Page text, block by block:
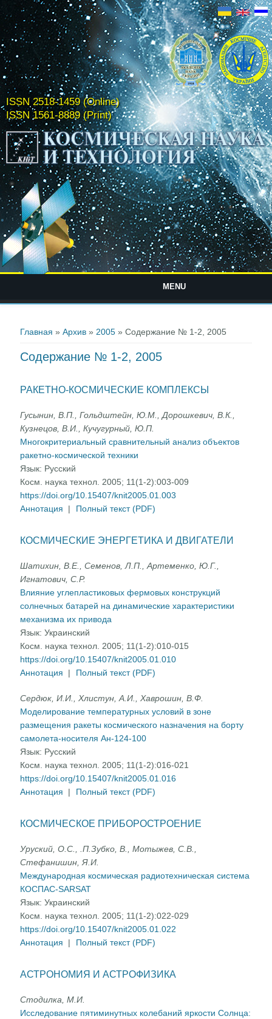
ISSN 2518-1459 (Online)
ISSN 1561-8889 (Print)
MENU
Главная »Архив » 2005 » Содержание № 1-2, 2005
Содержание № 1-2, 2005
РАКЕТНО-КОСМИЧЕСКИЕ КОМПЛЕКСЫ
Гусынин, В.П., Гольдштейн, Ю.М., Дорошкевич, В.К.,
Кузнецов, В.И., Кучугурный, Ю.П.
Многокритериальный сравнительный анализ объектов
ракетно-космической техники
Язык: Русский
Косм. наука технол. 2005; 11(1-2):003-009
https://doi.org/10.15407/knit2005.01.003
Аннотация
| Полный текст (PDF)
КОСМИЧЕСКИЕ ЭНЕРГЕТИКА И ДВИГАТЕЛИ
Шатихин, В.Е., Семенов, Л.П., Артеменко, Ю.Г.,
Игнатович, С.Р.
Влияние углепластиковых фермовых конструкций
солнечных батарей на динамические характеристики
механизма их привода
Язык:Украинский
Косм. наука технол. 2005; 11(1-2):010-015
https://doi.org/10.15407/knit2005.01.010
Аннотация
| Полный текст (PDF)
Сердюк, И.И., Хлистун, А.И., Хаврошин, В.Ф.
Моделирование температурных условий в зоне
размещения ракеты космического назначения на борту
самолета-носителя Ан-124-100
Язык: Русский
Косм. наука технол. 2005; 11(1-2):016-021
https://doi.org/10.15407/knit2005.01.016
Аннотация
| Полный текст (PDF)
КОСМИЧЕСКОЕ ПРИБОРОСТРОЕНИЕ
Уруский, О.С., .П.Зубко, В., Мотыжев, С.В.,
Стефанишин, Я.И.
Международная космическая радиотехническая система
КОСПАС-SARSAT
Язык:Украинский
Косм. наука технол. 2005; 11(1-2):022-029
https://doi.org/10.15407/knit2005.01.022
Аннотация
| Полный текст (PDF)
АСТРОНОМИЯ И АСТРОФИЗИКА
Стодилка, М.И.
Исследование пятиминутных колебаний яркости Солнца: